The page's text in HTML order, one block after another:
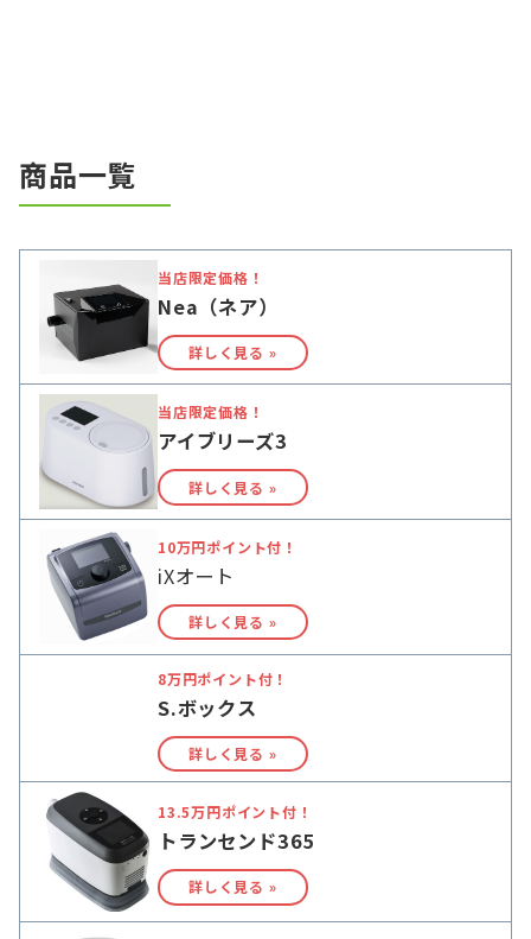
商品一覧
当店限定価格！
Nea（ネア）
詳しく見る »
当店限定価格！
アイブリーズ3
詳しく見る »
10万円ポイント付！
iXオート
詳しく見る »
8万円ポイント付！
S.ボックス
詳しく見る »
13.5万円ポイント付！
トランセンド365
詳しく見る »